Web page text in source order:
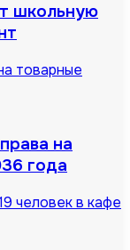
школьную
товарные
на
года
человек в кафе